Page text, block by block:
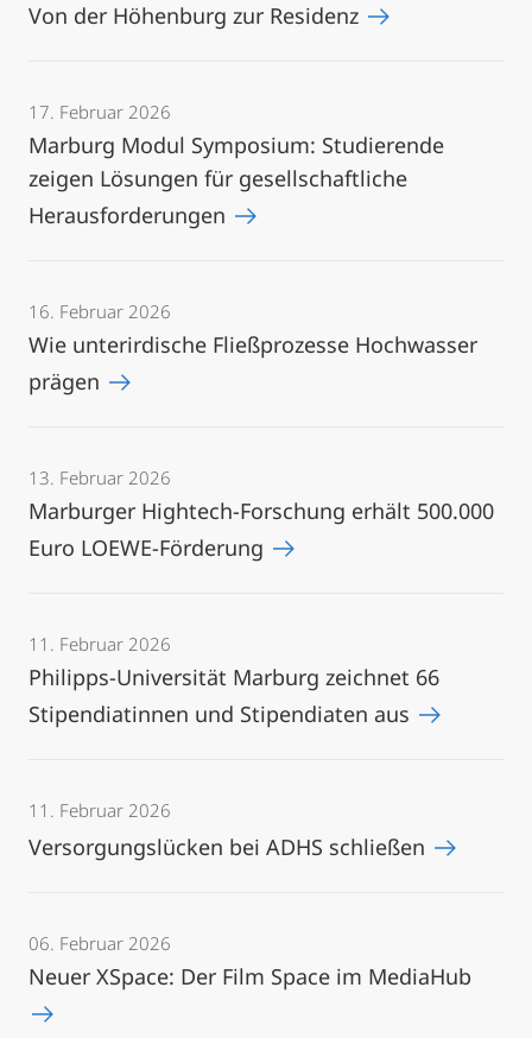
Von der Höhenburg zur Residenz
17. Februar 2026
Marburg Modul Symposium: Studierende
zeigen Lösungen für gesellschaftliche
Herausforderungen
16. Februar 2026
Wie unterirdische Fließprozesse Hochwasser
prägen
13. Februar 2026
Marburger Hightech-Forschung erhält 500.000
Euro LOEWE-Förderung
11. Februar 2026
Philipps-Universität Marburg zeichnet 66
Stipendiatinnen und Stipendiaten aus
11. Februar 2026
Versorgungslücken bei ADHS schließen
06. Februar 2026
Neuer XSpace: Der Film Space im MediaHub